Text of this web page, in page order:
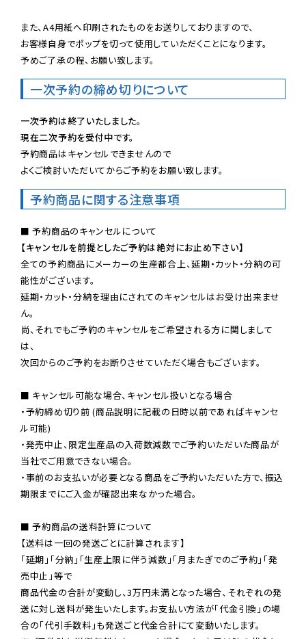
また、A4用紙へ印刷されたものをお送りしておりますので、
お客様自身でポップを切って使用していただくことになります。
予めご了承の程、お願い致します。
一次予約の締め切りについて
一次予約は終了いたしました。
現在二次予約を受付中です。
予約商品はキャンセルできませんので
よくご検討いただいてからご予約をお願い致します。
予約商品に関する注意事項
【キャンセルを前提としたご予約は絶対にお止め下さい】
全ての予約商品にメーカーの生産都合上、延期・カット・分納の可
能性がございます。
延期・カット・分納を理由にされてのキャンセルはお受け出来ませ
ん。
尚、それでもご予約のキャンセルをご希望される方に関しまして
は、
次回からのご予約をお断りさせていただく場合もございます。
■ キャンセル可能な場合、キャンセル扱いとなる場合
・予約締め切り前 (商品説明に記載の日時以前であればキャンセ
ル可能)
・発売中止、限定生産品の入荷数減数でご予約いただいた商品が
当社でご用意できない場合。
・事前のお支払いが必要となる商品をご予約いただいた方で、振込
期限までにご入金が確認出来なかった場合。
■ 予約商品の送料計算について
【送料は一回の発送ごとに計算されます】
「延期」「分納」「生産上限に伴う減数」「月またぎでのご予約」「発
売中止」等で
商品代金の合計が変動し、3万円未満となった場合、それぞれの発
送に対し送料が発生いたします。お支払い方法が「代金引換」の場